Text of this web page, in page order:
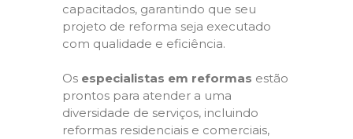
capacitados, garantindo que seu
projeto de reforma seja executado
com qualidade e eficiência.
Os especialistas em reformas estão
prontos para atender a uma
diversidade de serviços, incluindo
reformas residenciais e comerciais,